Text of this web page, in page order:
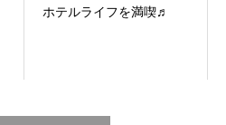
ホテルライフを満喫♬